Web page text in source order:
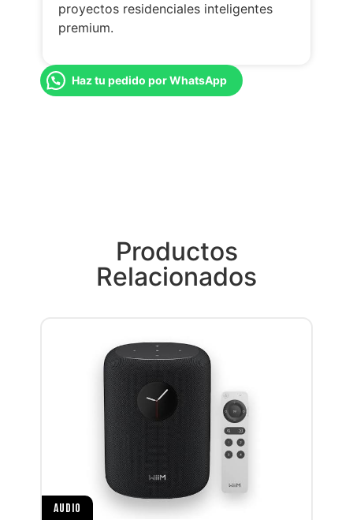
proyectos residenciales inteligentes
premium.
Haz tu pedido por WhatsApp
Productos
Relacionados
AUDIO